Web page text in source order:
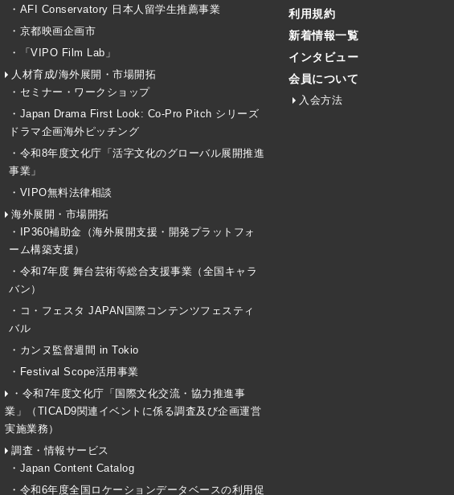
・AFI Conservatory 日本人留学生推薦事業
・京都映画企画市
・「VIPO Film Lab」
人材育成/海外展開・市場開拓
・セミナー・ワークショップ
・Japan Drama First Look: Co-Pro Pitch シリーズ
ドラマ企画海外ピッチング
・令和8年度文化庁「活字文化のグローバル展開推進
事業」
・VIPO無料法律相談
海外展開・市場開拓
・IP360補助金（海外展開支援・開発プラットフォ
ーム構築支援）
・令和7年度 舞台芸術等総合支援事業（全国キャラ
バン）
・コ・フェスタ JAPAN国際コンテンツフェスティ
バル
・カンヌ監督週間 in Tokio
・Festival Scope活用事業
・令和7年度文化庁「国際文化交流・協力推進事
業」（TICAD9関連イベントに係る調査及び企画運営
実施業務）
調査・情報サービス
・Japan Content Catalog
・令和6年度全国ロケーションデータベースの利用促
利用規約
新着情報一覧
インタビュー
会員について
入会方法